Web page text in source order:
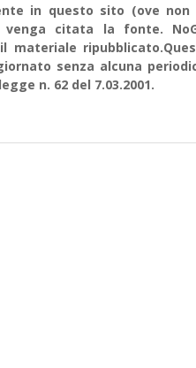
in questo sito (ove
citata la fonte.
materiale
senza alcuna
n. 62 del 7.03.2001.